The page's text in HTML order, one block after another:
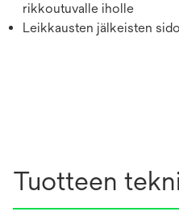
rikkoutuvalle iholle
Leikkausten jälkeisten
Tuotteen